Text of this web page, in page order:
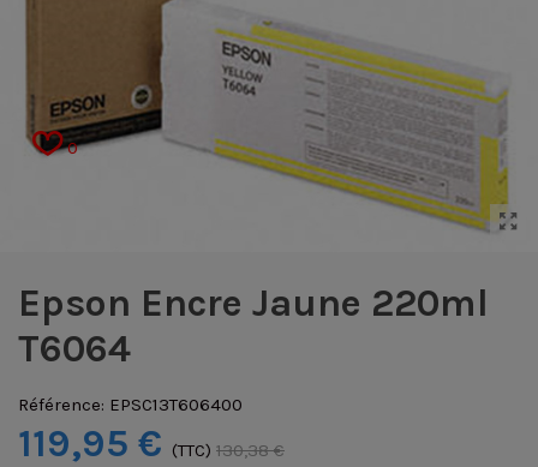
0
Epson Encre Jaune 220ml
T6064
Référence: EPSC13T606400
119,95 € (TTC) 130,38 €